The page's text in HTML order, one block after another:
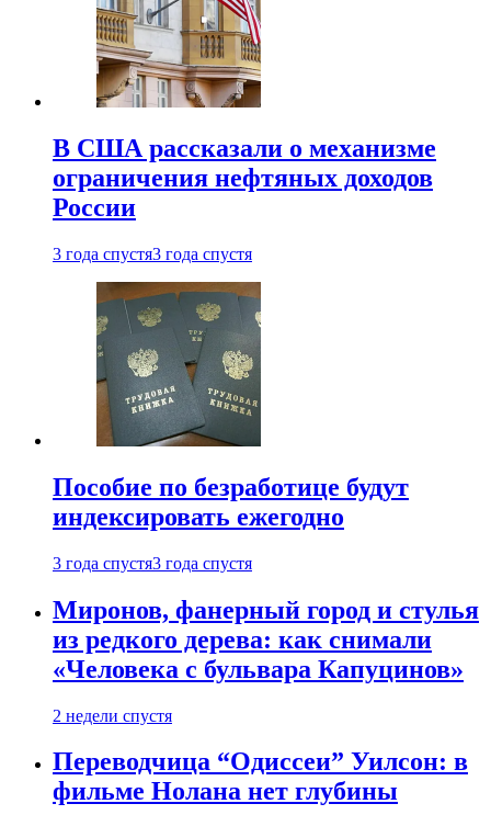
В США рассказали о механизме
ограничения нефтяных доходов
России
3 года спустя3 года спустя
Пособие по безработице будут
индексировать ежегодно
3 года спустя3 года спустя
Миронов, фанерный город и стулья
из редкого дерева: как снимали
«Человека с бульвара Капуцинов»
2 недели спустя
Переводчица “Одиссеи” Уилсон: в
фильме Нолана нет глубины